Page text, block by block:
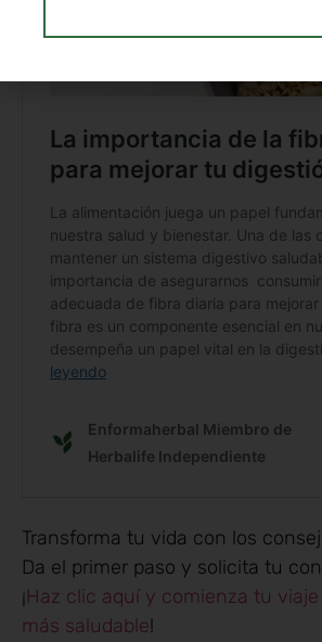
Transforma tu vida con los
Da el primer paso y solicita tu
¡Haz clic aquí y comienza tu
más saludable!